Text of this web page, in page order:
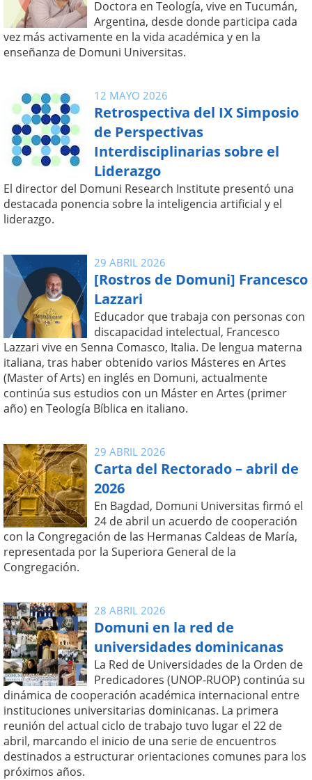
Doctora en Teología, vive en Tucumán,
Argentina, desde donde participa cada
vez más activamente en la vida académica y en la
enseñanza de Domuni Universitas.
12 MAYO 2026
Retrospectiva del IX Simposio
de Perspectivas
Interdisciplinarias sobre el
Liderazgo
El director del Domuni Research Institute presentó una
destacada ponencia sobre la inteligencia artificial y el
liderazgo.
29 ABRIL 2026
[Rostros de Domuni] Francesco
Lazzari
Educador que trabaja con personas con
discapacidad intelectual, Francesco
Lazzari vive en Senna Comasco, Italia. De lengua materna
italiana, tras haber obtenido varios Másteres en Artes
(Master of Arts) en inglés en Domuni, actualmente
continúa sus estudios con un Máster en Artes (primer
año) en Teología Bíblica en italiano.
29 ABRIL 2026
Carta del Rectorado – abril de
2026
En Bagdad, Domuni Universitas firmó el
24 de abril un acuerdo de cooperación
con la Congregación de las Hermanas Caldeas de María,
representada por la Superiora General de la
Congregación.
28 ABRIL 2026
Domuni en la red de
universidades dominicanas
La Red de Universidades de la Orden de
Predicadores (UNOP-RUOP) continúa su
dinámica de cooperación académica internacional entre
instituciones universitarias dominicanas. La primera
reunión del actual ciclo de trabajo tuvo lugar el 22 de
abril, marcando el inicio de una serie de encuentros
destinados a estructurar orientaciones comunes para los
próximos años.